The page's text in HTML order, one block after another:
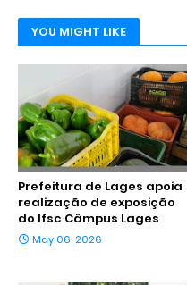
YOU MIGHT LIKE
Prefeitura de Lages apoia
realização de exposição
do Ifsc Câmpus Lages
May 06, 2026